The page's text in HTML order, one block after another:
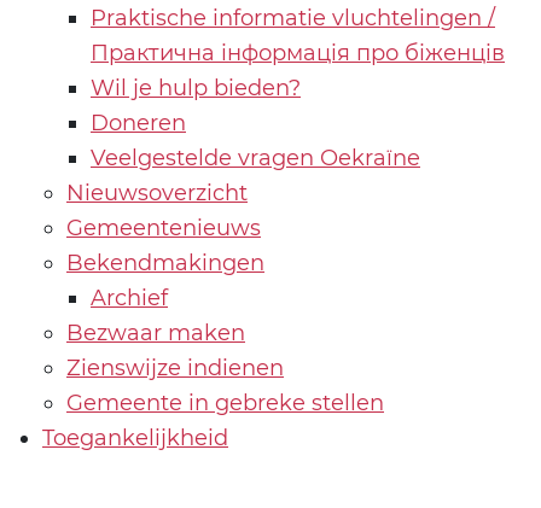
Praktische informatie vluchtelingen /
Практична інформація про біженців
Wil je hulp bieden?
Doneren
Veelgestelde vragen Oekraïne
Nieuwsoverzicht
Gemeentenieuws
Bekendmakingen
Archief
Bezwaar maken
Zienswijze indienen
Gemeente in gebreke stellen
Toegankelijkheid